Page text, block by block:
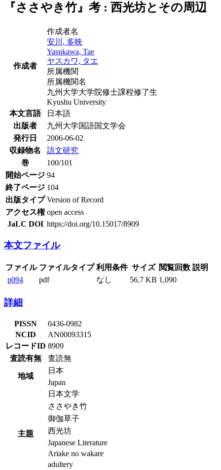
『ささやき竹』考 : 西光坊とその周辺
作成者
作成者名
安川, 多映
Yasukawa, Tae
ヤスカワ, タエ
所属機関
所属機関名
九州大学大学院修士課程修了生
Kyushu University
本文言語
日本語
出版者
九州大学国語国文学会
発行日
2006-06-02
収録物名
語文研究
巻
100/101
開始ページ 94
終了ページ 104
出版タイプ Version of Record
アクセス権 open access
JaLC DOI https://doi.org/10.15017/8909
本文ファイル
ファイル ファイルタイプ 利用条件 サイズ 閲覧回数 説明
p094
pdf なし 56.7 KB 1,090
詳細
PISSN
0436-0982
NCID
AN00093315
レコードID 8909
査読有無
査読無
地域
日本
Japan
主題
日本文学
ささやき竹
御伽草子
西光坊
Japanese Literature
Ariake no wakare
adultery